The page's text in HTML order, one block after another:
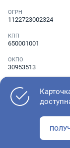
ОГРН
1122723002324
КПП
650001001
ОКПО
30953513
Не указан
Как оценить